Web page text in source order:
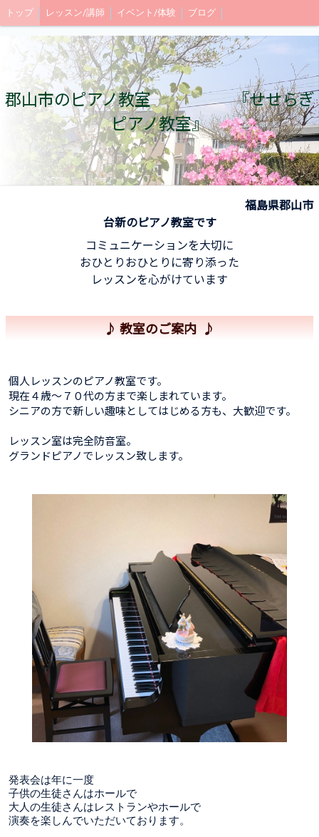
トップ レッスン/講師 イベント/体験 ブログ
郡山市のピアノ教室 『せせらぎ
ピアノ教室』
福島県郡山市
台新のピアノ教室です
コミュニケーションを大切に
おひとりおひとりに寄り添った
レッスンを心がけています
♪ 教室のご案内 ♪
個人レッスンのピアノ教室です。
現在４歳〜７０代の方まで楽しまれています。
シニアの方で新しい趣味としてはじめる方も、大歓迎です。
レッスン室は完全防音室。
グランドピアノでレッスン致します。
発表会は年に一度
子供の生徒さんはホールで
大人の生徒さんはレストランやホールで
演奏を楽しんでいただいております。